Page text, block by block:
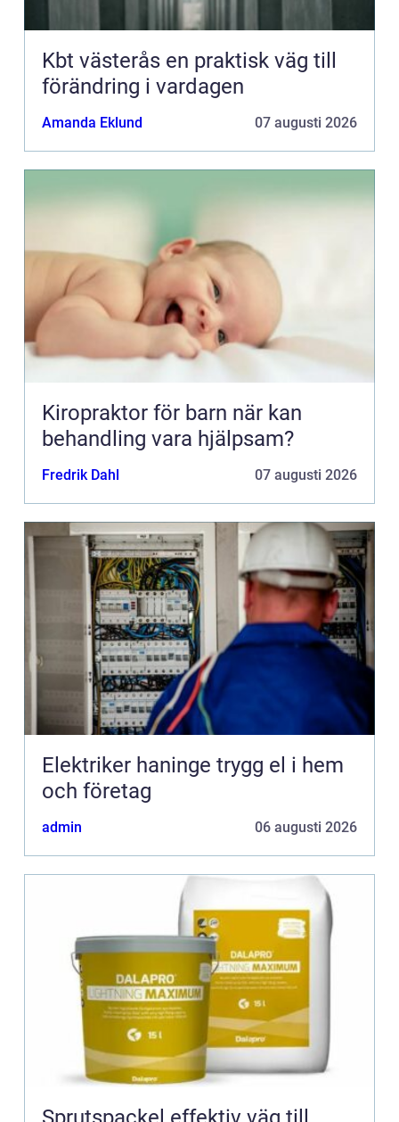
Kbt västerås en praktisk väg till
förändring i vardagen
Amanda Eklund 07 augusti 2026
Kiropraktor för barn när kan
behandling vara hjälpsam?
Fredrik Dahl 07 augusti 2026
Elektriker haninge trygg el i hem
och företag
admin 06 augusti 2026